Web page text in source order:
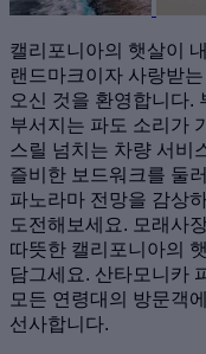
캘리포니아의 햇살이
랜드마크이자 사랑받
오신 것을 환영합니다.
부서지는 파도 소리가
스릴 넘치는 차량 서비
즐비한 보드워크를 둘
파노라마 전망을 감상
도전해보세요. 모래사
따뜻한 캘리포니아의
담그세요. 산타모니카
모든 연령대의 방문객
선사합니다.